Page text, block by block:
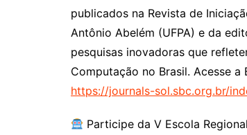
publicados na Revista de
Antônio Abelém (UFPA) e da
pesquisas inovadoras que
Computação no Brasil. Acesse
https://journals-sol.sbc.org.br/
Participe da V Escola